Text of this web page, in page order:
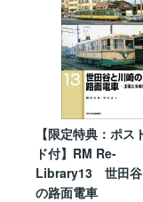
【限定特典：ポス
ド付】RM Re-
Library13 世田谷
の路面電車